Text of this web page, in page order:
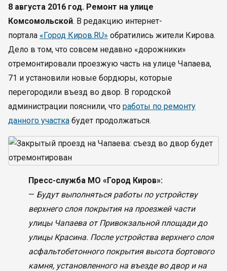
8 августа 2016 год. Ремонт на улице
Комсомольской. В редакцию интернет-
портала «Город Киров.RU» обратились жители Кирова.
Дело в том, что совсем недавно «дорожники»
отремонтировали проезжую часть на улице Чапаева,
71 и установили новые бордюры, которые
перегородили въезд во двор. В городской
администрации пояснили, что работы по ремонту
данного участка будет продолжаться.
Пресс-служба МО «Город Киров»:
— Будут выполняться работы по устройству
верхнего слоя покрытия на проезжей части
улицы Чапаева от Привокзальной площади до
улицы Красина. После устройства верхнего слоя
асфальтобетонного покрытия высота бортового
камня, установленного на въезде во двор и на